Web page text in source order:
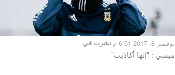
نشرت في نوفمبر 8, 2017 6:51 م
ميسي : “إنها أكاذيب”